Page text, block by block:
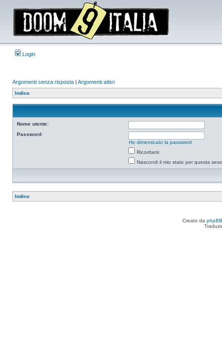
Login
Argomenti senza risposta | Argomenti attivi
Indice
Nome utente:
Password:
Ho dimenticato la password
Ricordami
Nascondi il mio stato per questa
Indice
Creato da phpBB